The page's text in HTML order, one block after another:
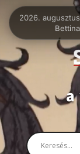
Videólejátszó
2026.
Bettina